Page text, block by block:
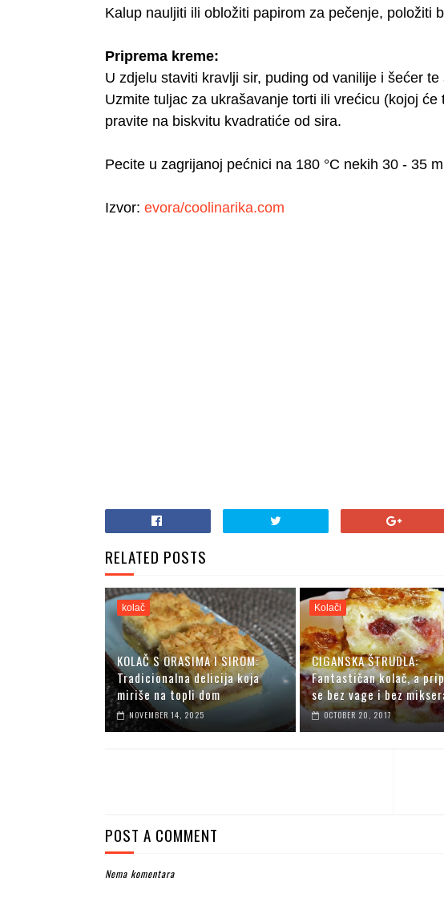
Kalup nauljiti ili obložiti papirom za pečenje, položiti
Priprema kreme:
U zdjelu staviti kravlji sir, puding od vanilije i šećer
Uzmite tuljac za ukrašavanje torti ili vrećicu (kojoj
pravite na biskvitu kvadratiće od sira.
Pecite u zagrijanoj pećnici na 180 °C nekih 30 - 35
Izvor: evora/coolinarika.com
RELATED POSTS
kolač
KOLAČ S ORASIMA I SIROM:
Tradicionalna delicija koja
miriše na topli dom
NOVEMBER 14, 2025
Kolači
CIGANSKA ŠTRUDLA:
Fantastičan kolač, a
se bez vage i bez
OCTOBER 20, 2017
POST A COMMENT
Nema komentara